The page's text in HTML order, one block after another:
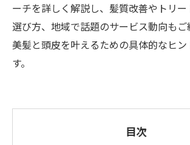
ーチを詳しく解説し、髪質改善やトリ
選び方、地域で話題のサービス動向も
美髪と頭皮を叶えるための具体的なヒン
す。
目次